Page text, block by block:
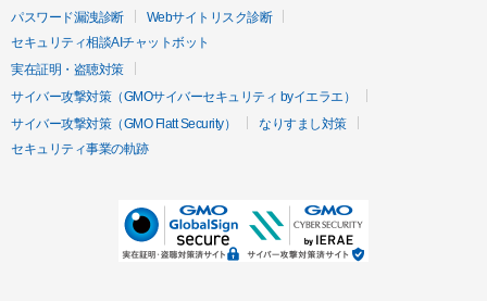
パスワード漏洩診断
Webサイトリスク診断
セキュリティ相談AIチャットボット
実在証明・盗聴対策
サイバー攻撃対策（GMOサイバーセキュリティ byイエラエ）
サイバー攻撃対策（GMO Flatt Security）
なりすまし対策
セキュリティ事業の軌跡